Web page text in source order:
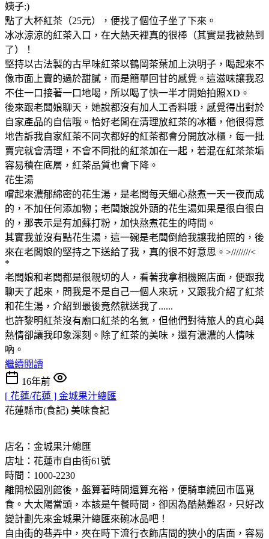
姨子:)
點了大杯紅茶（25元），便找了個位子坐了下來。
冰冰涼涼的紅茶入口，在大熱天裡真的很棒（其實是我被熱到
了）！
堅持以古法製的古早味紅茶以鶴岡茶葉加上決明子，喝起來不
像市面上賣的過於甜膩，而是簡單回甘的感覺。這滋味讓我忍
不住一口接著一口地喝，所以喝了快一半才開始拍照XD。
後來跟老闆娘聊天，她說都沒有加人工香料哦，感覺得出對於
自家產品的自信哦。恰好老闆在清理放紅茶的冰櫃，他很得意
地告訴我自家紅茶不同次都好的紅茶都會分開放冰櫃，每一批
賣完就會清理，不會不同批的紅茶加在一起，若混在紅茶茶垢
容易積在底層，紅茶品質也會下降。
花生湯
嚐起來濃郁綿密的花生湯，是老闆每天細心熬煮一天一夜而成
的，不加任何添加物；老闆娘說外頭的花生湯如果是很白很白
的，那表示是有加蘇打粉，加快熬煮花生的時間。
其實我並沒有點花生湯，這一碗是老闆倒給我讓我拍照的，後
來在老闆娘的堅持之下送給了我，真的很不好意思。>////////<
*
老闆娘和老闆都是很親切的人，看著我拿相機照店面，便跟我
聊天了起來，問我是不是自己一個人來玩，又跟我介紹了紅茶
和花生湯，介紹到最後竟然就送我了......
也許黎明紅茶沒有廟口紅茶的名氣，但他們對待旅人的真心與
熱情卻讓我印象深刻。除了紅茶的美味，還有濃濃的人情味
吶。
繼續閱讀
16年前
[ 花蓮/花蓮 ] 金城果汁總匯
花蓮縣市(食記) 美味食記
店名：金城果汁總匯
店址：花蓮市自由街61號
時間：1000-2230
離開松園別館後，盤算著時間還算充裕，便騎車繞回市區覓
食。大太陽當頭，本該是午餐時間，卻因為酷熱難忍，只好改
變計劃先來金城果汁總匯來碗冰品吧！
自由街的巷弄中，夾在時下流行衣飾店間的狹小的店面，容易